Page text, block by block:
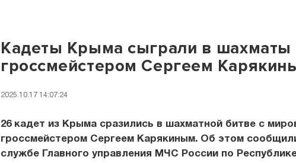
Кадеты Крыма сыграли в шахматы
гроссмейстером Сергеем
2025.10.17 14:07:24
26 кадет из Крыма сразились в шахматной битве с
гроссмейстером Сергеем Карякиным. Об этом
службе Главного управления МЧС России по